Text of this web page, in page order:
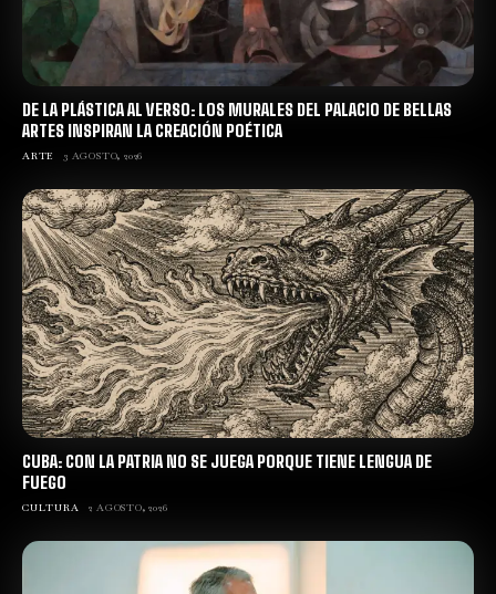
DE LA PLÁSTICA AL VERSO: LOS MURALES DEL PALACIO DE BELLAS
ARTES INSPIRAN LA CREACIÓN POÉTICA
ARTE 3 AGOSTO, 2026
CUBA: CON LA PATRIA NO SE JUEGA PORQUE TIENE LENGUA DE
FUEGO
CULTURA 2 AGOSTO, 2026